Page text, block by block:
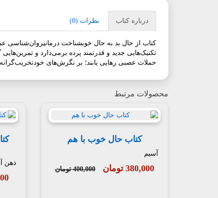
درباره کتاب نظرات (0)
تکنیک‌هایی جدید و قدرتمند پرده برمی‌دارد و
حملات عصبی رهایی یابند؛ بر نگرش‌های
محصولات مرتبط
کتاب حال خوب با هم
آسیم
380,000 تومان 400,000 تومان
ذهن